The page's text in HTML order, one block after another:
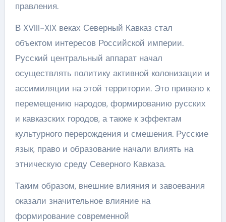
правления.
В XVIII-XIX веках Северный Кавказ стал
объектом интересов Российской империи.
Русский центральный аппарат начал
осуществлять политику активной колонизации и
ассимиляции на этой территории. Это привело к
перемещению народов, формированию русских
и кавказских городов, а также к эффектам
культурного перерождения и смешения. Русские
язык, право и образование начали влиять на
этническую среду Северного Кавказа.
Таким образом, внешние влияния и завоевания
оказали значительное влияние на
формирование современной